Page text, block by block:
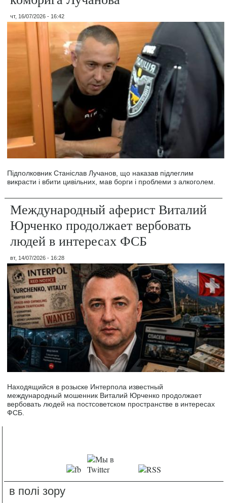
чт, 16/07/2026 - 16:42
Підполковник Станіслав Лучанов, що наказав підлеглим
викрасти і вбити цивільних, мав борги і проблеми з алкоголем.
Международный аферист Виталий
Юрченко продолжает вербовать
людей в интересах ФСБ
вт, 14/07/2026 - 16:28
Находящийся в розыске Интерпола известный
международный мошенник Виталий Юрченко продолжает
вербовать людей на постсоветском пространстве в интересах
ФСБ.
в полі зору